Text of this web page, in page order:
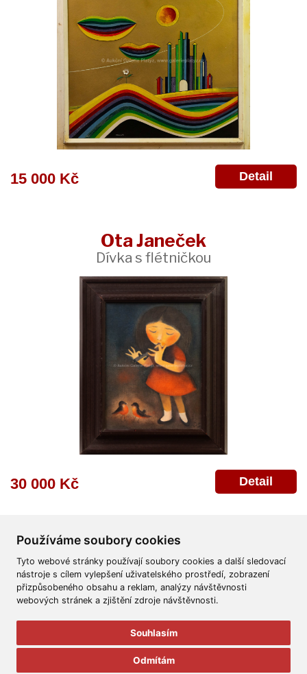
Používáme soubory cookies
Tyto webové stránky používají soubory cookies a další sledovací
nástroje s cílem vylepšení uživatelského prostředí, zobrazení
přizpůsobeného obsahu a reklam, analýzy návštěvnosti
webových stránek a zjištění zdroje návštěvnosti.
Souhlasím
Odmítám
15 000 Kč Detail
Ota Janeček
Dívka s flétničkou
30 000 Kč Detail
Všeobecné obchodní podmínky Reklamační řád
Ochrana osobních údajů
Všechna práva vyhrazena.